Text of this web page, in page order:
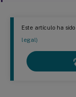
Este artículo ha
legal)